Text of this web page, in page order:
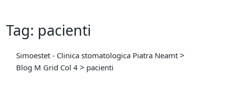
Tag: pacienti
Simoestet - Clinica stomatologica Piatra Neamt >
Blog M Grid Col 4 > pacienti